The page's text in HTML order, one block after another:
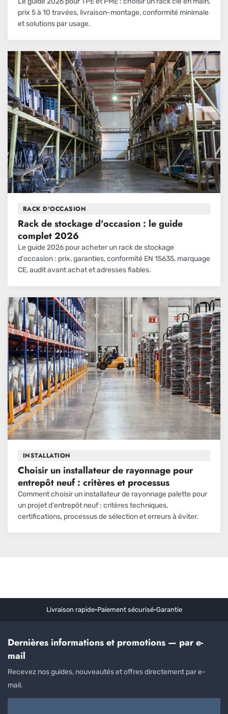
prix 5 à 10 travées, livraison-montage, conformité minimale
et solutions par usage.
RACK D'OCCASION
Rack de stockage d'occasion : le guide
complet 2026
Le guide 2026 pour acheter un rack de stockage
d'occasion : prix, garanties, conformité EN 15635, marquage
CE, audit avant achat et adresses fiables.
INSTALLATION
Choisir un installateur de rayonnage pour
entrepôt neuf : critères et processus
Comment choisir un installateur de rayonnage palette pour
un projet d'entrepôt neuf : critères techniques,
certifications, processus de sélection et erreurs à éviter.
Livraison rapide•Paiement sécurisé•Garantie
Dernières informations et promotions — par e-
mail
Recevez nos guides, nouveautés et offres directement par e-
mail.